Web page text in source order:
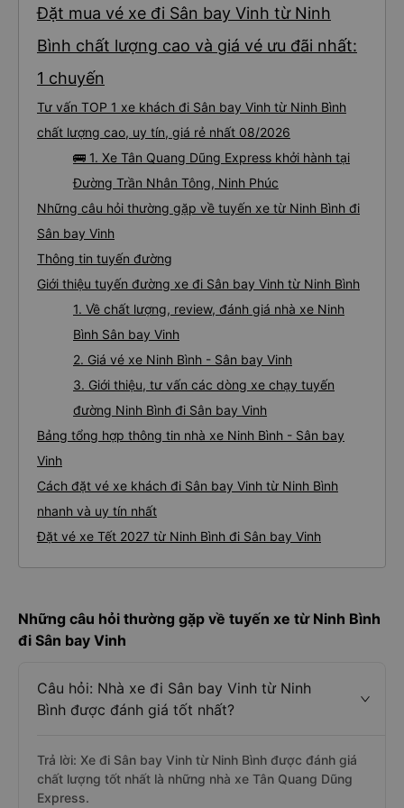
Đặt mua vé xe đi Sân bay Vinh từ Ninh
Bình chất lượng cao và giá vé ưu đãi nhất:
1 chuyến
Tư vấn TOP 1 xe khách đi Sân bay Vinh từ Ninh Bình
chất lượng cao, uy tín, giá rẻ nhất 08/2026
🚌 1. Xe Tân Quang Dũng Express khởi hành tại
Đường Trần Nhân Tông, Ninh Phúc
Những câu hỏi thường gặp về tuyến xe từ Ninh Bình đi
Sân bay Vinh
Thông tin tuyến đường
Giới thiệu tuyến đường xe đi Sân bay Vinh từ Ninh Bình
1. Về chất lượng, review, đánh giá nhà xe Ninh
Bình Sân bay Vinh
2. Giá vé xe Ninh Bình - Sân bay Vinh
3. Giới thiệu, tư vấn các dòng xe chạy tuyến
đường Ninh Bình đi Sân bay Vinh
Bảng tổng hợp thông tin nhà xe Ninh Bình - Sân bay
Vinh
Cách đặt vé xe khách đi Sân bay Vinh từ Ninh Bình
nhanh và uy tín nhất
Đặt vé xe Tết 2027 từ Ninh Bình đi Sân bay Vinh
Những câu hỏi thường gặp về tuyến xe từ Ninh Bình
đi Sân bay Vinh
Câu hỏi: Nhà xe đi Sân bay Vinh từ Ninh
Bình được đánh giá tốt nhất?
Trả lời: Xe đi Sân bay Vinh từ Ninh Bình được đánh giá
chất lượng tốt nhất là những nhà xe Tân Quang Dũng
Express.